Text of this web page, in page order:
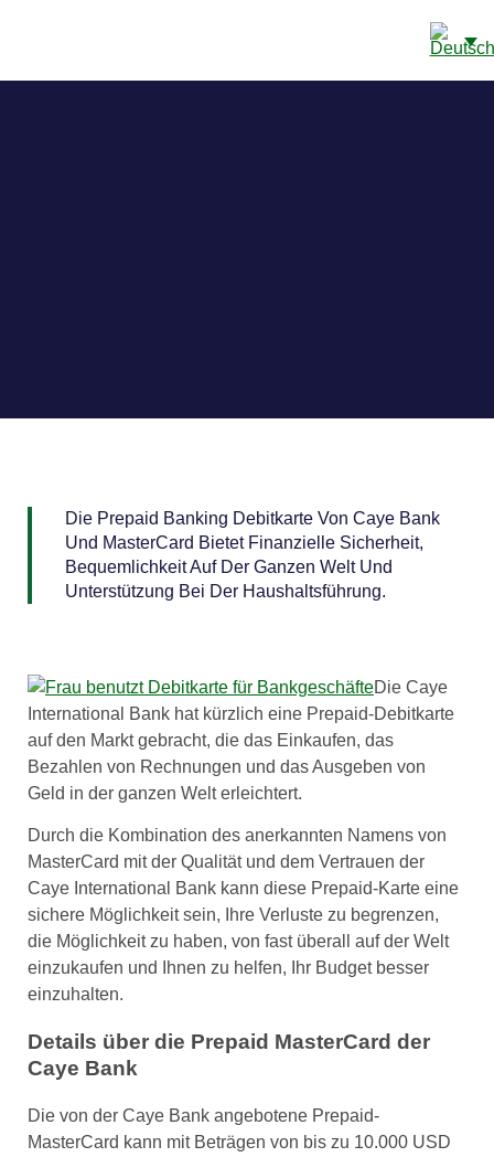
Die Prepaid Banking Debitkarte Von Caye Bank
Und MasterCard Bietet Finanzielle Sicherheit,
Bequemlichkeit Auf Der Ganzen Welt Und
Unterstützung Bei Der Haushaltsführung.
Die Caye
International Bank hat kürzlich eine Prepaid-Debitkarte
auf den Markt gebracht, die das Einkaufen, das
Bezahlen von Rechnungen und das Ausgeben von
Geld in der ganzen Welt erleichtert.
Durch die Kombination des anerkannten Namens von
MasterCard mit der Qualität und dem Vertrauen der
Caye International Bank kann diese Prepaid-Karte eine
sichere Möglichkeit sein, Ihre Verluste zu begrenzen,
die Möglichkeit zu haben, von fast überall auf der Welt
einzukaufen und Ihnen zu helfen, Ihr Budget besser
einzuhalten.
Details über die Prepaid MasterCard der
Caye Bank
Die von der Caye Bank angebotene Prepaid-
MasterCard kann mit Beträgen von bis zu 10.000 USD